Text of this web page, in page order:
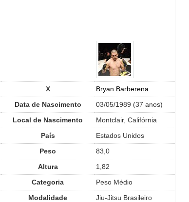
X
Bryan Barberena
Data de Nascimento
03/05/1989 (37 anos)
Local de Nascimento
Montclair, Califórnia
País
Estados Unidos
Peso
83,0
Altura
1,82
Categoria
Peso Médio
Modalidade
Jiu-Jitsu Brasileiro